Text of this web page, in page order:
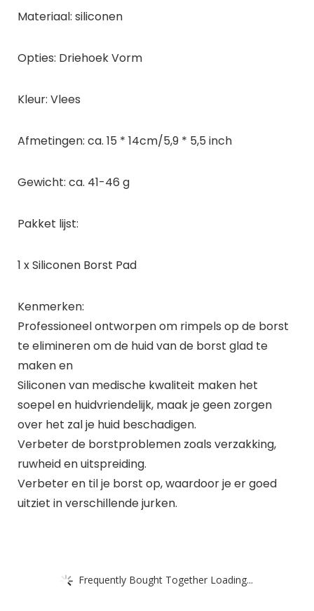
Materiaal: siliconen
Opties: Driehoek Vorm
Kleur: Vlees
Afmetingen: ca. 15 * 14cm/5,9 * 5,5 inch
Gewicht: ca. 41-46 g
Pakket lijst:
1 x Siliconen Borst Pad
Kenmerken:
Professioneel ontworpen om rimpels op de borst
te elimineren om de huid van de borst glad te
maken en
Siliconen van medische kwaliteit maken het
soepel en huidvriendelijk, maak je geen zorgen
over het zal je huid beschadigen.
Verbeter de borstproblemen zoals verzakking,
ruwheid en uitspreiding.
Verbeter en til je borst op, waardoor je er goed
uitziet in verschillende jurken.
Frequently Bought Together Loading...